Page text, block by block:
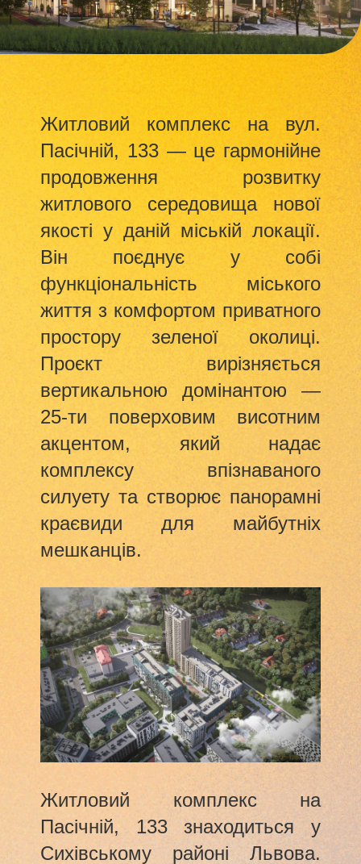
Житловий комплекс на вул.
Пасічній, 133 — це гармонійне
продовження розвитку
житлового середовища нової
якості у даній міській локації.
Він поєднує у собі
функціональність міського
життя з комфортом приватного
простору зеленої околиці.
Проєкт вирізняється
вертикальною домінантою —
25-ти поверховим висотним
акцентом, який надає
комплексу впізнаваного
силуету та створює панорамні
краєвиди для майбутніх
мешканців.
Житловий комплекс на
Пасічній, 133 знаходиться у
Сихівському районі Львова.